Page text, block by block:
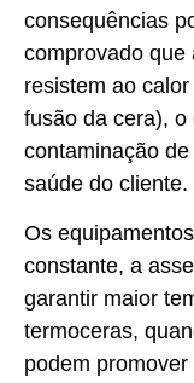
consequências
comprovado que
resistem ao
fusão da cera),
contaminação
saúde do cliente.
Os
constante, a
garantir maior
termoceras,
podem